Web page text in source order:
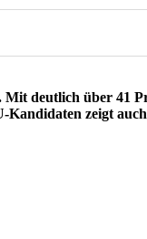
Mit deutlich über 41
Kandidaten zeigt